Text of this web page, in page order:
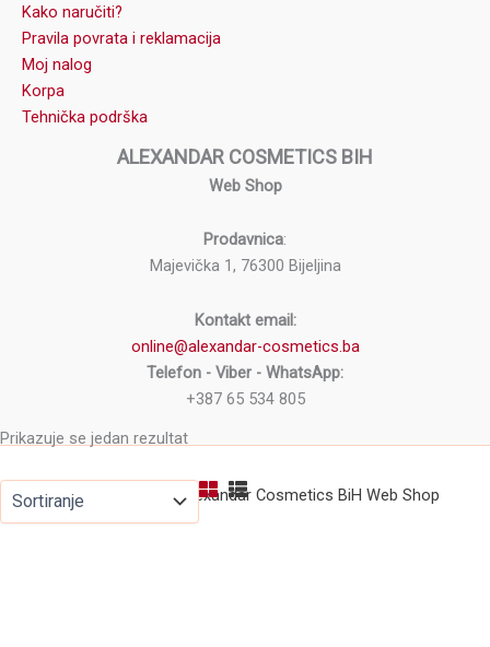
Prikazuje se jedan rezultat
Kako naručiti?
Pravila povrata i reklamacija
Moj nalog
Korpa
Tehnička podrška
ALEXANDAR COSMETICS BIH
Web Shop
Prodavnica:
Majevička 1, 76300 Bijeljina
Kontakt email:
online@alexandar-cosmetics.ba
Telefon - Viber - WhatsApp:
+387 65 534 805
Copyright © 2026 Alexandar Cosmetics BiH Web Shop